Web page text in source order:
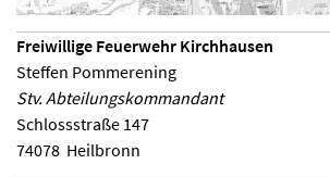
Freiwillige Feuerwehr Kirchhausen
Steffen Pommerening
Stv. Abteilungskommandant
Schlossstraße 147
74078 Heilbronn